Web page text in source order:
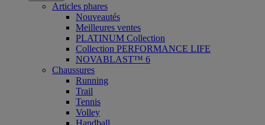
Articles phares
Nouveautés
Meilleures ventes
PLATINUM Collection
Collection PERFORMANCE LIFE
NOVABLAST™ 6
Chaussures
Running
Trail
Tennis
Volley
Handball